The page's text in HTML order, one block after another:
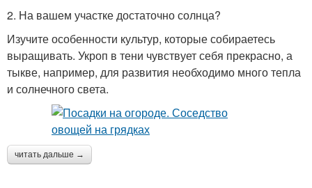
2. На вашем участке достаточно солнца?
Изучите особенности культур, которые собираетесь
выращивать. Укроп в тени чувствует себя прекрасно, а
тыкве, например, для развития необходимо много тепла
и солнечного света.
читать дальше →